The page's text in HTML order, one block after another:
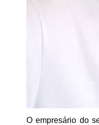
O empresário do